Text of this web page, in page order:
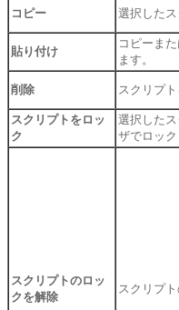
コピー 選択したス
貼り付け
コピーま
ます。
削除 スクリプト
スクリプトをロッ
ク
選択した
ザでロック
スクリプトのロッ
クを解除
スクリプト